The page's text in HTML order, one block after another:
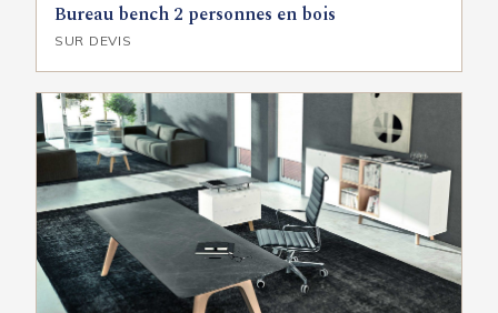
Bureau bench 2 personnes en bois
SUR DEVIS